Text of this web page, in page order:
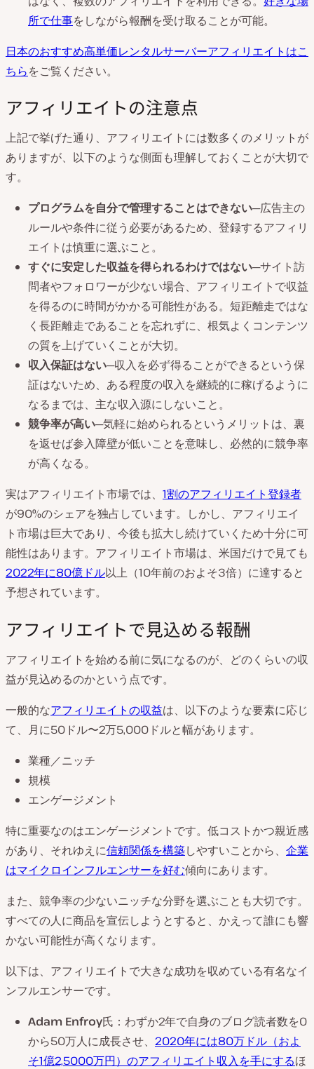
所で仕事をしながら報酬を受け取ることが可能。
日本のおすすめ高単価レンタルサーバーアフィリエイトはこ
ちらをご覧ください。
アフィリエイトの注意点
上記で挙げた通り、アフィリエイトには数多くのメリットが
ありますが、以下のような側面も理解しておくことが大切で
す。
プログラムを自分で管理することはできない─広告主の
ルールや条件に従う必要があるため、登録するアフィリ
エイトは慎重に選ぶこと。
すぐに安定した収益を得られるわけではない─サイト訪
問者やフォロワーが少ない場合、アフィリエイトで収益
を得るのに時間がかかる可能性がある。短距離走ではな
く長距離走であることを忘れずに、根気よくコンテンツ
の質を上げていくことが大切。
収入保証はない─収入を必ず得ることができるという保
証はないため、ある程度の収入を継続的に稼げるように
なるまでは、主な収入源にしないこと。
競争率が高い─気軽に始められるというメリットは、裏
を返せば参入障壁が低いことを意味し、必然的に競争率
が高くなる。
実はアフィリエイト市場では、 1割のアフィリエイト登録者
が90%のシェアを独占しています。しかし、アフィリエイ
ト市場は巨大であり、今後も拡大し続けていくため十分に可
能性はあります。アフィリエイト市場は、米国だけで見ても
2022年に80億ドル以上（10年前のおよそ3倍）に達すると
予想されています。
アフィリエイトで見込める報酬
アフィリエイトを始める前に気になるのが、どのくらいの収
益が見込めるのかという点です。
一般的なアフィリエイトの収益は、以下のような要素に応じ
て、月に50ドル〜2万5,000ドルと幅があります。
業種／ニッチ
規模
エンゲージメント
特に重要なのはエンゲージメントです。低コストかつ親近感
があり、それゆえに信頼関係を構築しやすいことから、 企業
はマイクロインフルエンサーを好む傾向にあります。
また、競争率の少ないニッチな分野を選ぶことも大切です。
すべての人に商品を宣伝しようとすると、かえって誰にも響
かない可能性が高くなります。
以下は、アフィリエイトで大きな成功を収めている有名なイ
ンフルエンサーです。
Adam Enfroy氏：わずか2年で自身のブログ読者数を0
から50万人に成長させ、 2020年には80万ドル（およ
そ1億2,5000万円）のアフィリエイト収入を手にするほ